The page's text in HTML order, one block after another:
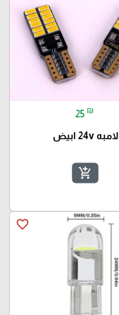
25 ₪
لامبه 24v ابيض
add_shopping_cart
favorite_border